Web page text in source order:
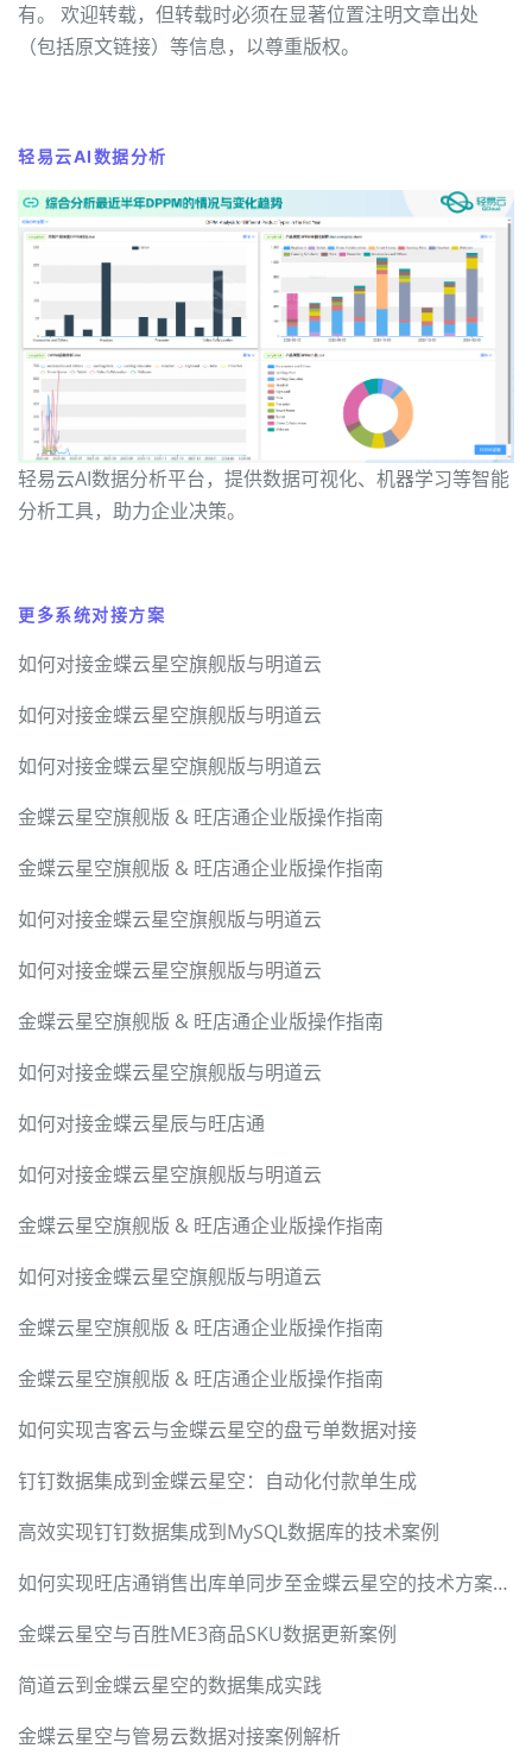
有。 欢迎转载，但转载时必须在显著位置注明文章出处
（包括原文链接）等信息，以尊重版权。
轻易云AI数据分析
轻易云AI数据分析平台，提供数据可视化、机器学习等智能
分析工具，助力企业决策。
更多系统对接方案
如何对接金蝶云星空旗舰版与明道云
如何对接金蝶云星空旗舰版与明道云
如何对接金蝶云星空旗舰版与明道云
金蝶云星空旗舰版 & 旺店通企业版操作指南
金蝶云星空旗舰版 & 旺店通企业版操作指南
如何对接金蝶云星空旗舰版与明道云
如何对接金蝶云星空旗舰版与明道云
金蝶云星空旗舰版 & 旺店通企业版操作指南
如何对接金蝶云星空旗舰版与明道云
如何对接金蝶云星辰与旺店通
如何对接金蝶云星空旗舰版与明道云
金蝶云星空旗舰版 & 旺店通企业版操作指南
如何对接金蝶云星空旗舰版与明道云
金蝶云星空旗舰版 & 旺店通企业版操作指南
金蝶云星空旗舰版 & 旺店通企业版操作指南
如何实现吉客云与金蝶云星空的盘亏单数据对接
钉钉数据集成到金蝶云星空：自动化付款单生成
高效实现钉钉数据集成到MySQL数据库的技术案例
如何实现旺店通销售出库单同步至金蝶云星空的技术方案解析
金蝶云星空与百胜ME3商品SKU数据更新案例
简道云到金蝶云星空的数据集成实践
金蝶云星空与管易云数据对接案例解析